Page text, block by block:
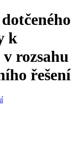
k
rozsahu
řešení